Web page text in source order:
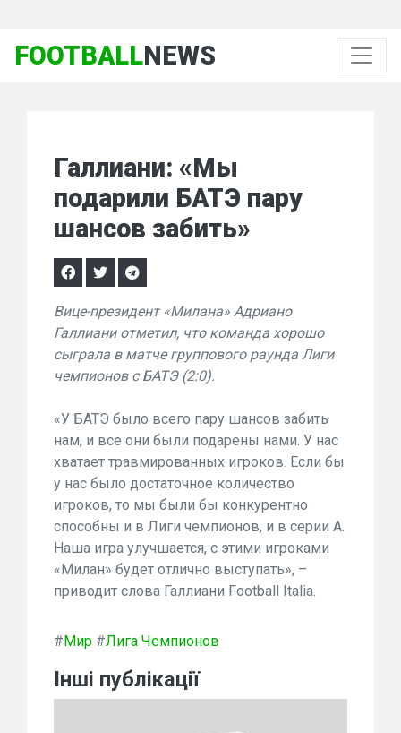
FOOTBALLNEWS
Галлиани: «Мы
подарили БАТЭ пару
шансов забить»
Вице-президент «Милана» Адриано
Галлиани отметил, что команда хорошо
сыграла в матче группового раунда Лиги
чемпионов с БАТЭ (2:0).
«У БАТЭ было всего пару шансов забить
нам, и все они были подарены нами. У нас
хватает травмированных игроков. Если бы
у нас было достаточное количество
игроков, то мы были бы конкурентно
способны и в Лиги чемпионов, и в серии А.
Наша игра улучшается, с этими игроками
«Милан» будет отлично выступать», –
приводит слова Галлиани Football Italia.
#Мир #Лига Чемпионов
Інші публікації